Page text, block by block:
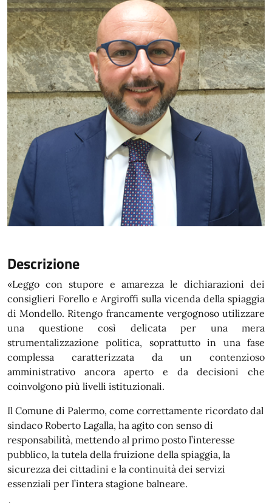
Descrizione
«Leggo con stupore e amarezza le dichiarazioni dei
consiglieri Forello e Argiroffi sulla vicenda della spiaggia
di Mondello. Ritengo francamente vergognoso utilizzare
una questione così delicata per una mera
strumentalizzazione politica, soprattutto in una fase
complessa caratterizzata da un contenzioso
amministrativo ancora aperto e da decisioni che
coinvolgono più livelli istituzionali.
Il Comune di Palermo, come correttamente ricordato dal
sindaco Roberto Lagalla, ha agito con senso di
responsabilità, mettendo al primo posto l’interesse
pubblico, la tutela della fruizione della spiaggia, la
sicurezza dei cittadini e la continuità dei servizi
essenziali per l’intera stagione balneare.